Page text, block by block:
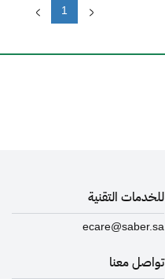
1
للخدمات التقنية
ecare@saber.sa
تواصل معنا